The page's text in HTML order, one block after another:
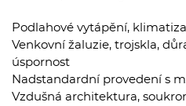
Podlahové vytápění,
Venkovní žaluzie, trojskla,
úspornost
Nadstandardní provedení s
Vzdušná architektura,